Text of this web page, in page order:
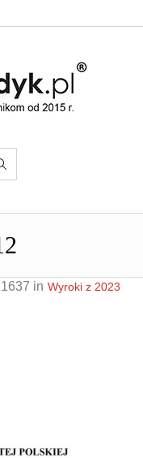
in Wyroki z 2023